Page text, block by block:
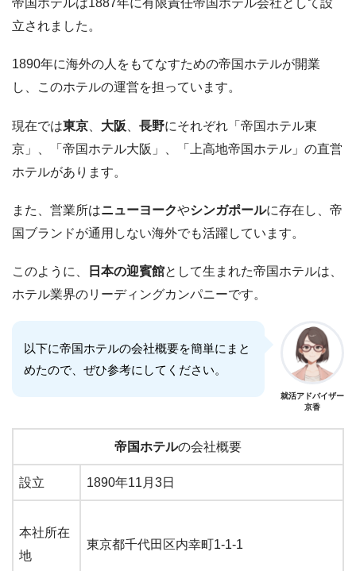
帝国ホテルは1887年に有限責任帝国ホテル会社として設
立されました。
1890年に海外の人をもてなすための帝国ホテルが開業
し、このホテルの運営を担っています。
現在では東京 大阪 長野にそれぞれ「帝国ホテル東
京」、「帝国ホテル大阪」、「上高地帝国ホテル」の直営
ホテルがあります。
また、営業所はニューヨークやシンガポールに存在し、帝
国ブランドが通用しない海外でも活躍しています。
このように、 日本の迎賓館として生まれた帝国ホテルは、
ホテル業界のリーディングカンパニーです。
以下に帝国ホテルの会社概要を簡単にまと
めたので、ぜひ参考にしてください。
就活アドバイザー
京香
帝国ホテルの会社概要
設立 1890年11月3日
本社所在
地
東京都千代田区内幸町1-1-1